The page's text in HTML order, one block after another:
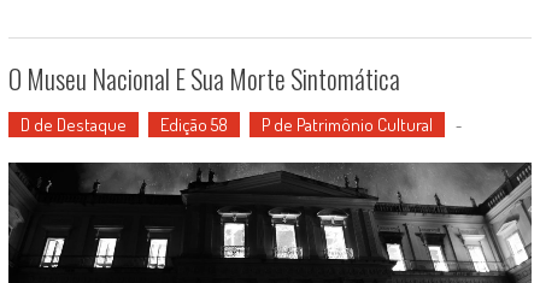
O Museu Nacional E Sua Morte Sintomática
D de Destaque Edição 58 P de Patrimônio Cultural -